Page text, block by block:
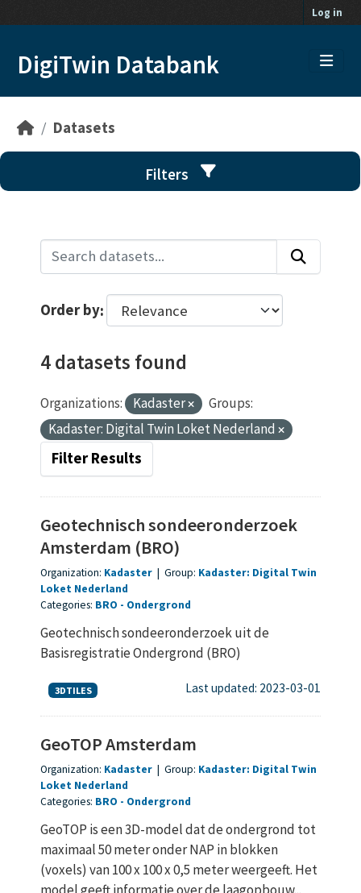
Log in
DigiTwin Databank
Datasets
Filters
Order by
4 datasets found
Organizations: Kadaster
Groups:
Kadaster: Digital Twin Loket Nederland
Filter Results
Geotechnisch sondeeronderzoek
Amsterdam (BRO)
Organization: Kadaster | Group: Kadaster: Digital Twin
Loket Nederland
Categories: BRO Ondergrond
Geotechnisch sondeeronderzoek uit de
Basisregistratie Ondergrond (BRO)
3DTILES Last updated: 2023-03-01
GeoTOP Amsterdam
Organization: Kadaster | Group: Kadaster: Digital Twin
Loket Nederland
Categories: BRO Ondergrond
GeoTOP is een 3D-model dat de ondergrond tot
maximaal 50 meter onder NAP in blokken
(voxels) van 100 x 100 x 0,5 meter weergeeft. Het